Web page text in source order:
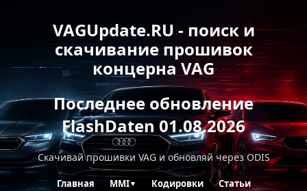
VAGUpdate.RU - поиск и
скачивание прошивок
концерна VAG
Последнее обновление
FlashDaten 01.08.2026
Скачивай прошивки VAG и обновляй через ODIS
Главная MMI▼ Кодировки
Статьи